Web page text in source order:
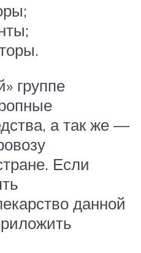
группе
а так же —
Если
данной